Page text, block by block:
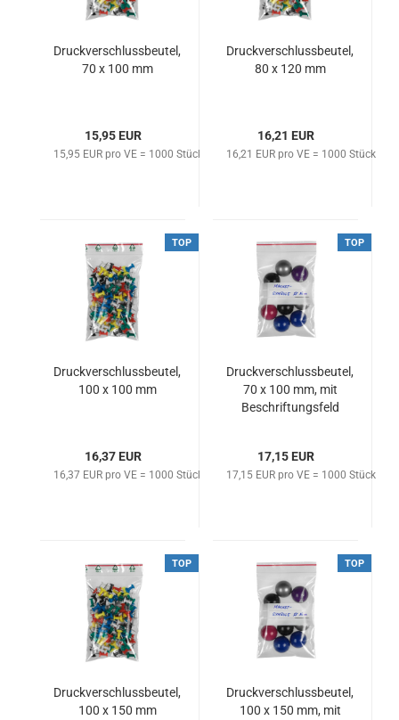
Druckverschlussbeutel,
70 x 100 mm
15,95 EUR
15,95 EUR pro VE = 1000 Stück
Druckverschlussbeutel,
80 x 120 mm
16,21 EUR
16,21 EUR pro VE = 1000 Stück
TOP
Druckverschlussbeutel,
100 x 100 mm
16,37 EUR
16,37 EUR pro VE = 1000 Stück
TOP
Druckverschlussbeutel,
70 x 100 mm, mit
Beschriftungsfeld
17,15 EUR
17,15 EUR pro VE = 1000 Stück
TOP
Druckverschlussbeutel,
100 x 150 mm
TOP
Druckverschlussbeutel,
100 x 150 mm, mit